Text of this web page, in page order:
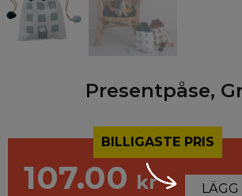
Presentpåse,
BILLIGASTE PRIS
107.00 kr